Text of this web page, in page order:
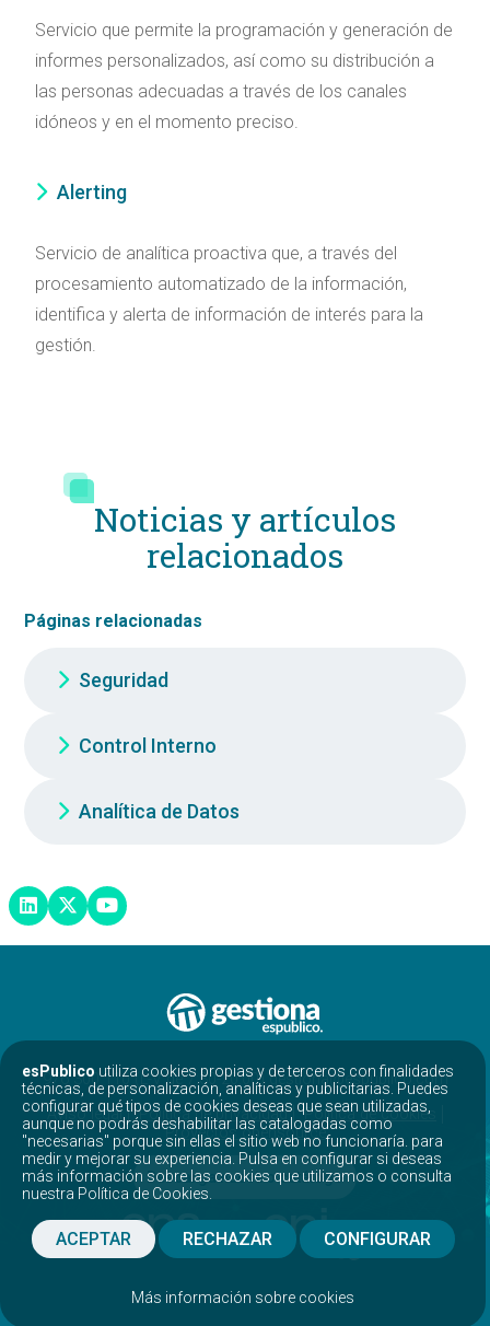
Servicio que permite la programación y generación de
informes personalizados, así como su distribución a
las personas adecuadas a través de los canales
idóneos y en el momento preciso.
Alerting
Servicio de analítica proactiva que, a través del
procesamiento automatizado de la información,
identifica y alerta de información de interés para la
gestión.
Noticias y artículos
relacionados
Páginas relacionadas
Seguridad
Control Interno
Analítica de Datos
976 300 110 (L-V de 7:30-20:00) gestiona@espublico.com
Aviso legal
Política de privacidad
Política de cookies
Proyectos opensource
Descarga nuestro catálogo
esPublico utiliza cookies propias y de terceros con finalidades
técnicas, de personalización, analíticas y publicitarias. Puedes
configurar qué tipos de cookies deseas que sean utilizadas,
aunque no podrás deshabilitar las catalogadas como
"necesarias" porque sin ellas el sitio web no funcionaría. para
medir y mejorar su experiencia. Pulsa en configurar si deseas
más información sobre las cookies que utilizamos o consulta
nuestra Política de Cookies
ACEPTAR RECHAZAR CONFIGURAR
Más información sobre cookies